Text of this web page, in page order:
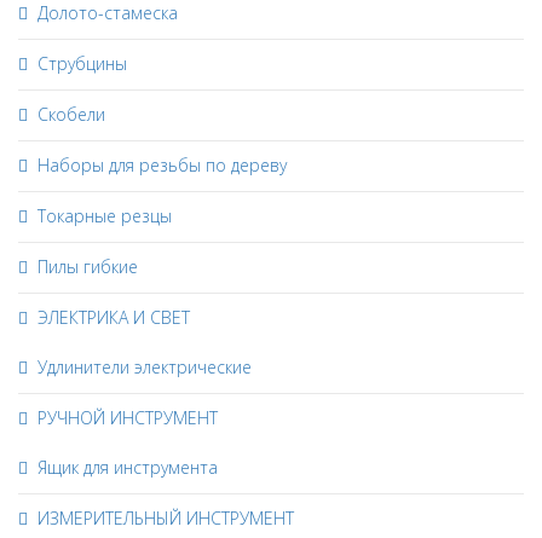
Долото-стамеска
Струбцины
Скобели
Наборы для резьбы по дереву
Токарные резцы
Пилы гибкие
ЭЛЕКТРИКА И СВЕТ
Удлинители электрические
РУЧНОЙ ИНСТРУМЕНТ
Ящик для инструмента
ИЗМЕРИТЕЛЬНЫЙ ИНСТРУМЕНТ